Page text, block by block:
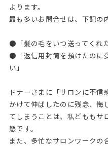
よります。
最も多いお問合せは、下記の
●「髪の毛をいつ送ってくれ
●「返信用封筒を預けたのに
い」
ドナーさまに「サロンに不信
かけて伸ばしたのに残念、
てしまうことは、私どももサ
態です。
また、多忙なサロンワークの